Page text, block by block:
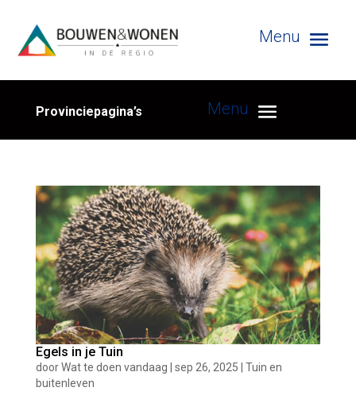
Provinciepagina’s
Egels in je Tuin
doorWat te doen vandaag sep 26, 2025
Tuin en
buitenleven